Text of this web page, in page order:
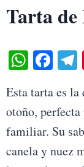
Tarta de
W
ts
A
pp
Fa
bo
ok
Esta tarta es la
otoño,
familiar. Su
canela y nuez